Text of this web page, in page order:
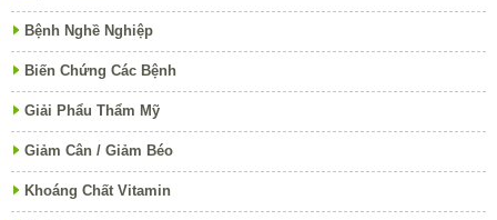
Bệnh Nghề Nghiệp
Biến Chứng Các Bệnh
Giải Phẩu Thẩm Mỹ
Giảm Cân / Giảm Béo
Khoáng Chất Vitamin